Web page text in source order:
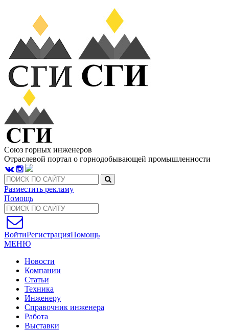
Союз горных инженеров
Отраслевой портал о горнодобывающей промышленности
Разместить рекламу
Помощь
ВойтиРегистрацияПомощь
МЕНЮ
Новости
Компании
Статьи
Техника
Инженеру
Справочник инженера
Работа
Выставки